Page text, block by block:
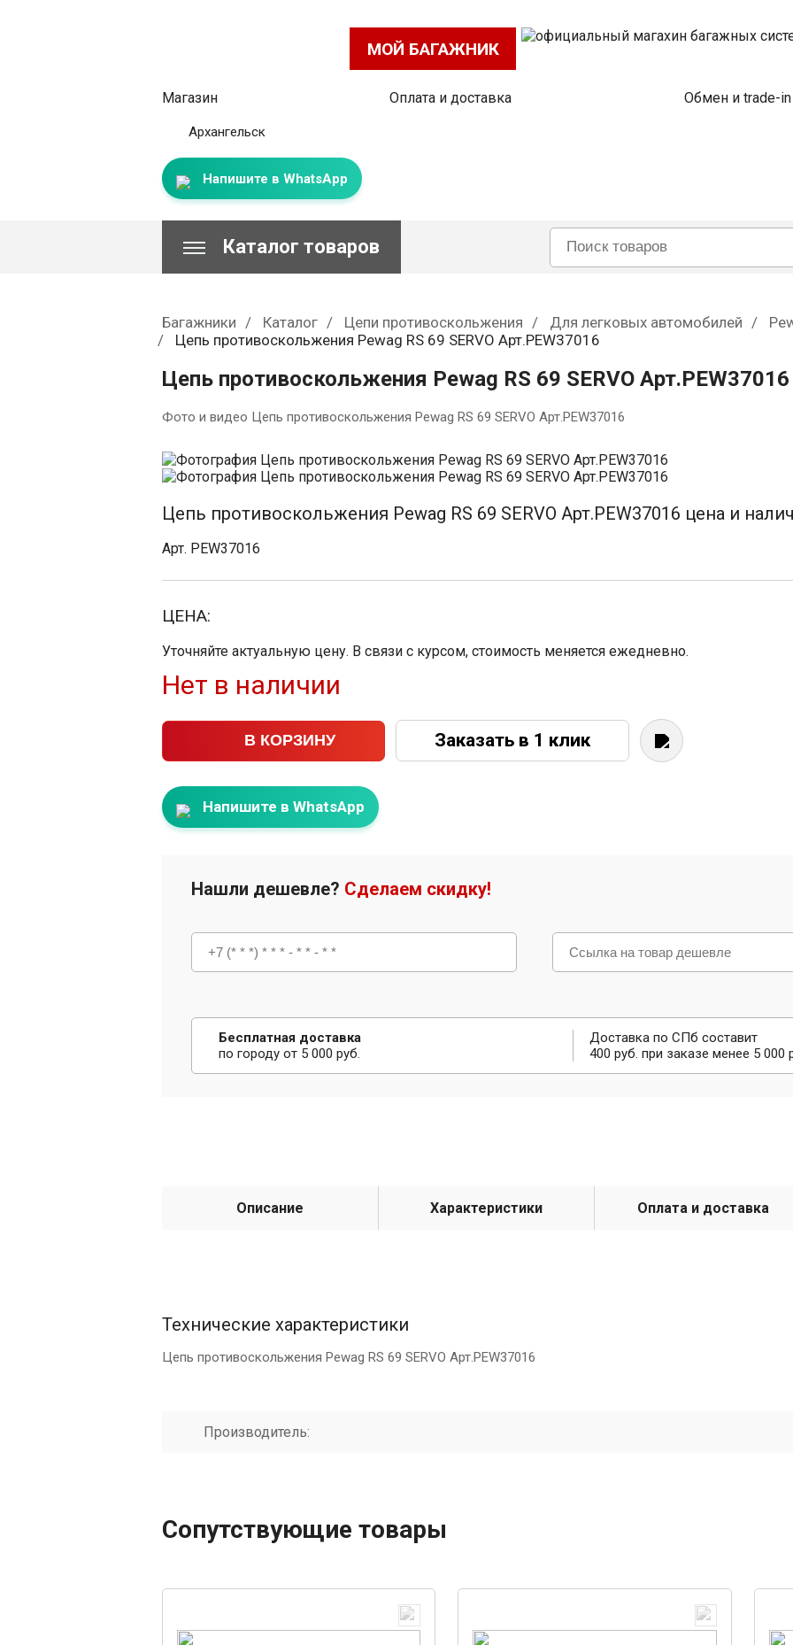
МОЙ БАГАЖНИК
Магазин Оплата и доставка Обмен и trade-in
Архангельск
Напишите в WhatsApp
Каталог товаров
Багажники Каталог Цепи противоскольжения Для легковых автомобилей
Цепь противоскольжения Pewag RS 69 SERVO Арт.PEW37016
Цепь противоскольжения Pewag RS 69 SERVO Арт.PEW37016
Фото и видео Цепь противоскольжения Pewag RS 69 SERVO Арт.PEW37016
Цепь противоскольжения Pewag RS 69 SERVO Арт.PEW37016 цена и
Арт. PEW37016
ЦЕНА:
Уточняйте актуальную цену. В связи с курсом, стоимость меняется ежедневно.
Нет в наличии
В КОРЗИНУ Заказать в 1 клик
Напишите в WhatsApp
Нашли дешевле? Сделаем скидку!
Бесплатная доставка
по городу от 5 000 руб.
Доставка по СПб составит
400 руб. при заказе менее 5 000
Описание Характеристики Оплата и доставка
Технические характеристики
Цепь противоскольжения Pewag RS 69 SERVO Арт.PEW37016
Производитель:
Сопутствующие товары